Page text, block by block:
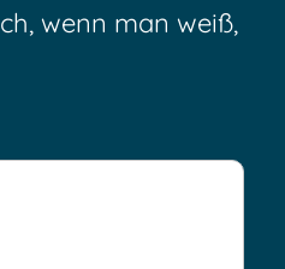
wenn man weiß,